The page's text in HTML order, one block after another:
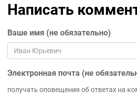
Написать
Ваше имя (не обязательно)
Электронная почта (не
получать оповещения об ответах на